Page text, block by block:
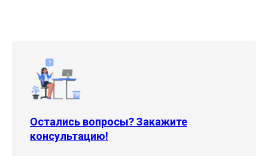
Остались вопросы? Закажите
консультацию!